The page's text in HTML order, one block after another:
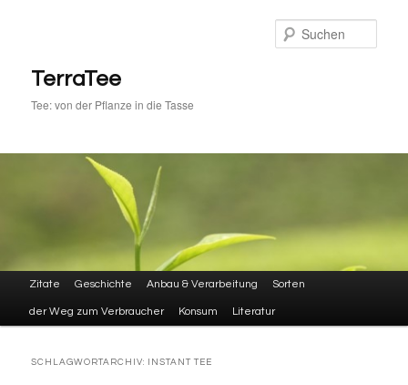
springen
springen
TerraTee
Tee: von der Pflanze in die Tasse
Hauptmenü
Zitate Geschichte Anbau & Verarbeitung Sorten
der Weg zum Verbraucher Konsum Literatur
SCHLAGWORTARCHIV: INSTANT TEE